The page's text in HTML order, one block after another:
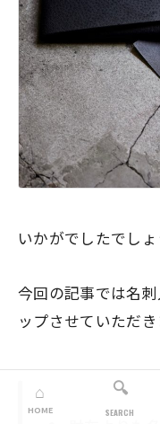
いかがでしたでし
今回の記事では名
ップさせていただき
⌂
HOME
🔍
SEARCH